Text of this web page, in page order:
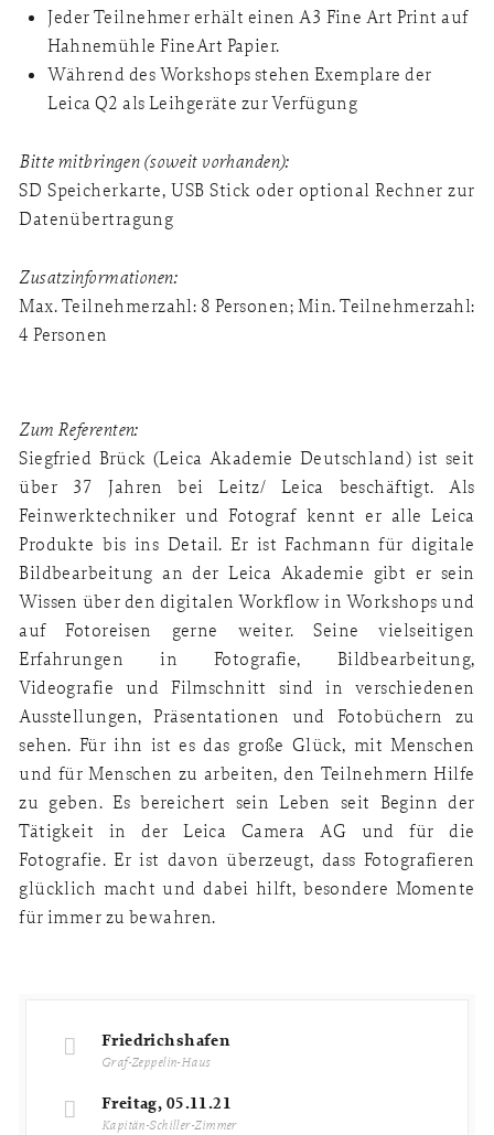
Jeder Teilnehmer erhält einen A3 Fine Art Print auf
Hahnemühle FineArt Papier.
Während des Workshops stehen Exemplare der
Leica Q2 als Leihgeräte zur Verfügung
Bitte mitbringen (soweit vorhanden):
SD Speicherkarte, USB Stick oder optional Rechner zur
Datenübertragung
Zusatzinformationen:
Max. Teilnehmerzahl: 8 Personen; Min. Teilnehmerzahl:
4 Personen
Zum Referenten:
Siegfried Brück (Leica Akademie Deutschland) ist seit
über 37 Jahren bei Leitz/ Leica beschäftigt. Als
Feinwerktechniker und Fotograf kennt er alle Leica
Produkte bis ins Detail. Er ist Fachmann für digitale
Bildbearbeitung an der Leica Akademie gibt er sein
Wissen über den digitalen Workflow in Workshops und
auf Fotoreisen gerne weiter. Seine vielseitigen
Erfahrungen in Fotografie, Bildbearbeitung,
Videografie und Filmschnitt sind in verschiedenen
Ausstellungen, Präsentationen und Fotobüchern zu
sehen. Für ihn ist es das große Glück, mit Menschen
und für Menschen zu arbeiten, den Teilnehmern Hilfe
zu geben. Es bereichert sein Leben seit Beginn der
Tätigkeit in der Leica Camera AG und für die
Fotografie. Er ist davon überzeugt, dass Fotografieren
glücklich macht und dabei hilft, besondere Momente
für immer zu bewahren.
Friedrichshafen
Graf-Zeppelin-Haus
Freitag, 05.11.21
Kapitän-Schiller-Zimmer